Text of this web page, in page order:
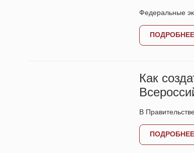
Федеральные
ПОДРОБНЕЕ
Как
В
ПОДРОБНЕЕ